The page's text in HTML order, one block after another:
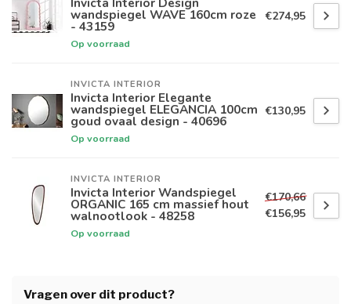
wandspiegel WAVE 160cm roze
- 43159
Op voorraad
€274,95
INVICTA INTERIOR
Invicta Interior Elegante
wandspiegel ELEGANCIA 100cm
goud ovaal design - 40696
Op voorraad
€130,95
INVICTA INTERIOR
Invicta Interior Wandspiegel
ORGANIC 165 cm massief hout
walnootlook - 48258
Op voorraad
€170,66
€156,95
Vragen over dit product?